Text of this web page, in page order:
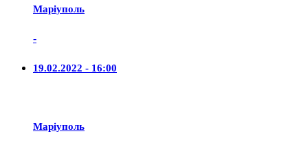
Маріуполь
-
19.02.2022 - 16:00
Маріуполь